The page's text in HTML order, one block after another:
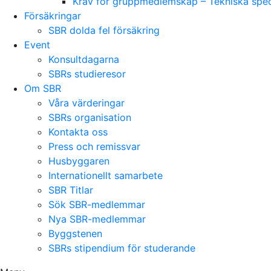
Försäkringar
SBR dolda fel försäkring
Event
Konsultdagarna
SBRs studieresor
Om SBR
Våra värderingar
SBRs organisation
Kontakta oss
Press och remissvar
Husbyggaren
Internationellt samarbete
SBR Titlar
Sök SBR-medlemmar
Nya SBR-medlemmar
Byggstenen
SBRs stipendium för studerande